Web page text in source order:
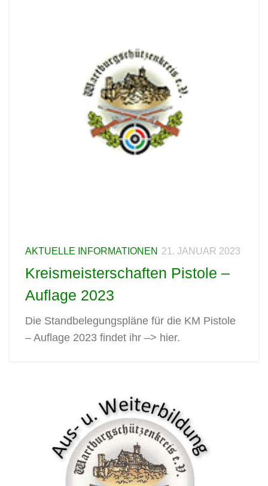
AKTUELLE INFORMATIONEN 21. JANUAR 2023
Kreismeisterschaften Pistole –
Auflage 2023
Die Standbelegungspläne für die KM Pistole
– Auflage 2023 findet ihr –> hier.